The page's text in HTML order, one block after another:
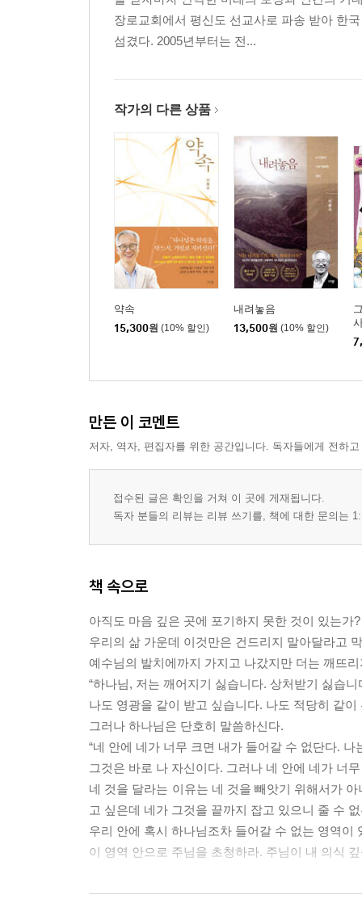
장로교회에서 평신도 선교사로 파송 받아 한
섬겼다. 2005년부터는 전...
작가의 다른 상품
약속
15,300원 (10% 할인)
내려놓음
13,500원 (10% 할인)
만든 이 코멘트
저자, 역자, 편집자를 위한 공간입니다. 독자들에게 전하
접수된 글은 확인을 거쳐 이 곳에 게재됩니다.
독자 분들의 리뷰는 리뷰 쓰기를, 책에 대한 문의는
책 속으로
아직도 마음 깊은 곳에 포기하지 못한 것이 있는
우리의 삶 가운데 이것만은 건드리지 말아달라고
예수님의 발치에까지 가지고 나갔지만 더는 깨뜨
“하나님, 저는 깨어지기 싫습니다. 상처받기 싫습
나도 영광을 같이 받고 싶습니다. 나도 적당히 같이
그러나 하나님은 단호히 말씀하신다.
“네 안에 네가 너무 크면 내가 들어갈 수 없단다.
그것은 바로 나 자신이다. 그러나 네 안에 네가 너
네 것을 달라는 이유는 네 것을 빼앗기 위해서가
고 싶은데 네가 그것을 끝까지 잡고 있으니 줄 수 없
우리 안에 혹시 하나님조차 들어갈 수 없는 영역이
이 영역 안으로 주님을 초청하라. 주님이 내 의식